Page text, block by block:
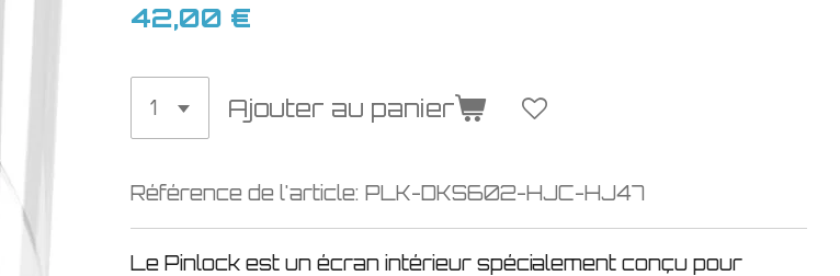
42,00 €
Ajouter au panier
Référence de l'article: PLK-DKS602-HJC-HJ47
Le Pinlock est un écran intérieur spécialement conçu pour